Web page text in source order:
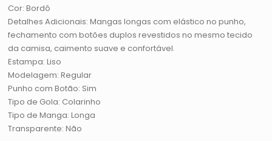
Cor: Bordô
Detalhes Adicionais: Mangas longas com elástico no punho,
fechamento com botões duplos revestidos no mesmo tecido
da camisa, caimento suave e confortável.
Estampa: Liso
Modelagem: Regular
Punho com Botão: Sim
Tipo de Gola: Colarinho
Tipo de Manga: Longa
Transparente: Não